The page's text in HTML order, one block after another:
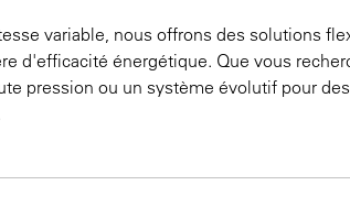
variable, nous offrons des solutions
d'efficacité énergétique. Que vous
pression ou un système évolutif pour